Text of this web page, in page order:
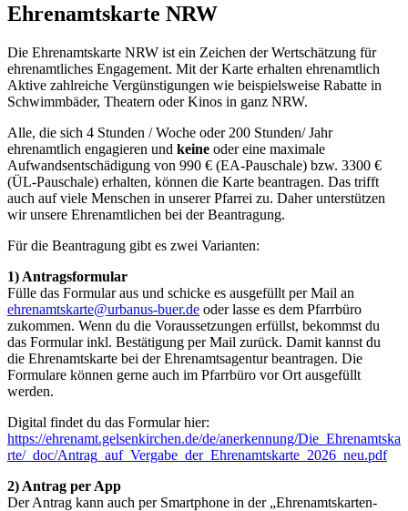
Ehrenamtskarte NRW
Die Ehrenamtskarte NRW ist ein Zeichen der Wertschätzung für
ehrenamtliches Engagement. Mit der Karte erhalten ehrenamtlich
Aktive zahlreiche Vergünstigungen wie beispielsweise Rabatte in
Schwimmbäder, Theatern oder Kinos in ganz NRW.
Alle, die sich 4 Stunden / Woche oder 200 Stunden/ Jahr
ehrenamtlich engagieren und keine oder eine maximale
Aufwandsentschädigung von 990 € (EA-Pauschale) bzw. 3300 €
(ÜL-Pauschale) erhalten, können die Karte beantragen. Das trifft
auch auf viele Menschen in unserer Pfarrei zu. Daher unterstützen
wir unsere Ehrenamtlichen bei der Beantragung.
Für die Beantragung gibt es zwei Varianten:
1) Antragsformular
Fülle das Formular aus und schicke es ausgefüllt per Mail an
ehrenamtskarte@urbanus-buer.de oder lasse es dem Pfarrbüro
zukommen. Wenn du die Voraussetzungen erfüllst, bekommst du
das Formular inkl. Bestätigung per Mail zurück. Damit kannst du
die Ehrenamtskarte bei der Ehrenamtsagentur beantragen. Die
Formulare können gerne auch im Pfarrbüro vor Ort ausgefüllt
werden.
Digital findet du das Formular hier:
https://ehrenamt.gelsenkirchen.de/de/anerkennung/Die_Ehrenamtska
rte/_doc/Antrag_auf_Vergabe_der_Ehrenamtskarte_2026_neu.pdf
2) Antrag per App
Der Antrag kann auch per Smartphone in der „Ehrenamtskarten-